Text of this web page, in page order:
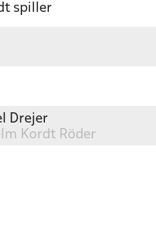
spiller
Drejer
Kordt Röder